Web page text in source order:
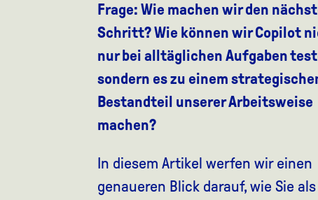
Frage: Wie machen wir den
Schritt? Wie können wir Copilot
nur bei alltäglichen Aufgaben
sondern es zu einem
Bestandteil unserer Arbeitsweise
machen?
In diesem Artikel werfen wir einen
genaueren Blick darauf, wie Sie als